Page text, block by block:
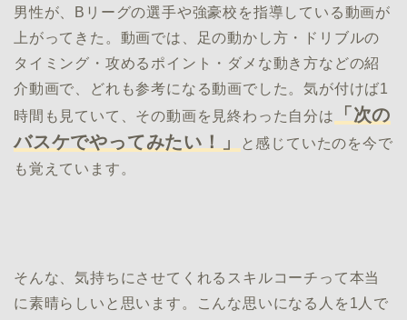
男性が、Bリーグの選手や強豪校を指導している動画が
上がってきた。動画では、足の動かし方・ドリブルの
タイミング・攻めるポイント・ダメな動き方などの紹
介動画で、どれも参考になる動画でした。気が付けば1
時間も見ていて、その動画を見終わった自分は
「次の
バスケでやってみたい！」
と感じていたのを今で
も覚えています。
そんな、気持ちにさせてくれるスキルコーチって本当
に素晴らしいと思います。こんな思いになる人を1人で